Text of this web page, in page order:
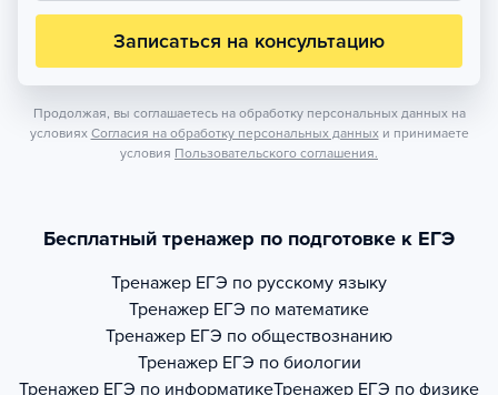
Записаться на консультацию
Продолжая, вы соглашаетесь на обработку персональных данных на
условиях Согласия на обработку персональных данных и принимаете
условия Пользовательского соглашения.
Бесплатный тренажер по подготовке к ЕГЭ
Тренажер ЕГЭ по русскому языку
Тренажер ЕГЭ по математике
Тренажер ЕГЭ по обществознанию
Тренажер ЕГЭ по биологии
Тренажер ЕГЭ по информатикеТренажер ЕГЭ по физике